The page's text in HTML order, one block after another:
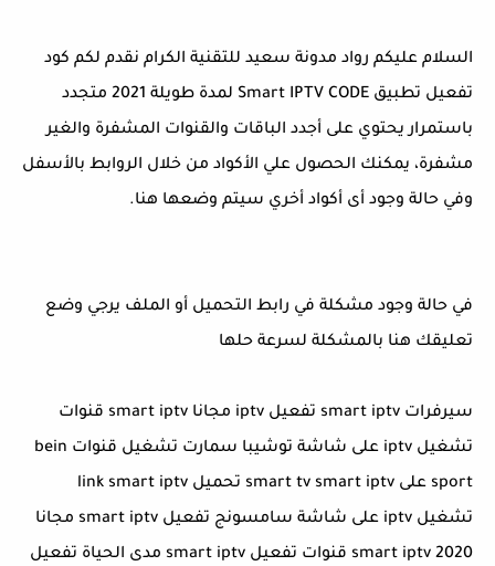
السلام عليكم رواد مدونة سعيد للتقنية الكرام نقدم لكم كود
تفعيل تطبيق Smart IPTV CODE لمدة طويلة 2021 متجدد
باستمرار يحتوي على أجدد الباقات والقنوات المشفرة والغير
مشفرة، يمكنك الحصول علي الأكواد من خلال الروابط بالأسفل
وفي حالة وجود أى أكواد أخري سيتم وضعها هنا.
في حالة وجود مشكلة في رابط التحميل أو الملف يرجي وضع
تعليقك هنا بالمشكلة لسرعة حلها
سيرفرات smart iptv تفعيل iptv مجانا smart iptv قنوات
تشغيل iptv على شاشة توشيبا سمارت تشغيل قنوات bein
sport على smart tv smart iptv تحميل link smart iptv
تشغيل iptv على شاشة سامسونج تفعيل smart iptv مجانا
2020 smart iptv قنوات تفعيل smart iptv مدى الحياة تفعيل